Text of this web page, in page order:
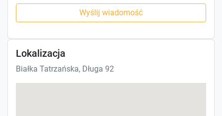
Wyślij wiadomość
Lokalizacja
Białka Tatrzańska, Długa 92